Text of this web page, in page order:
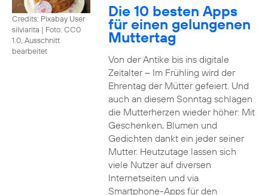
Credits: Pixabay User
silviarita | Foto: CC0
1.0, Ausschnitt
bearbeitet
Die 10 besten Apps
für einen gelungenen
Muttertag
Von der Antike bis ins digitale
Zeitalter – Im Frühling wird der
Ehrentag der Mütter gefeiert. Und
auch an diesem Sonntag schlagen
die Mutterherzen wieder höher: Mit
Geschenken, Blumen und
Gedichten dankt ein jeder seiner
Mutter. Heutzutage lassen sich
viele Nutzer auf diversen
Internetseiten und via
Smartphone-Apps für den